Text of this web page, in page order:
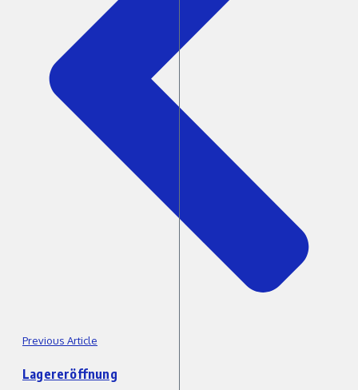
Previous Article
Lagereröffnung